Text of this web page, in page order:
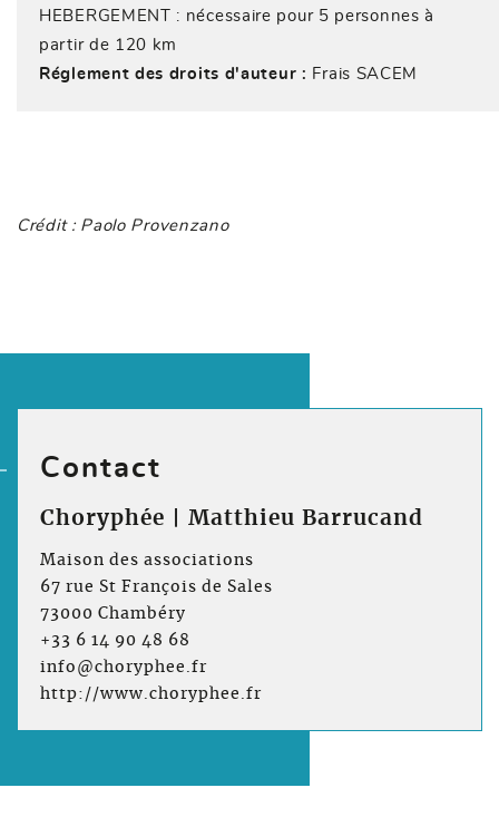
HEBERGEMENT : nécessaire pour 5 personnes à
partir de 120 km
Réglement des droits d'auteur : Frais SACEM
Crédit : Paolo Provenzano
Contact
Choryphée | Matthieu Barrucand
Maison des associations
67 rue St François de Sales
73000 Chambéry
+33 6 14 90 48 68
info@choryphee.fr
http://www.choryphee.fr